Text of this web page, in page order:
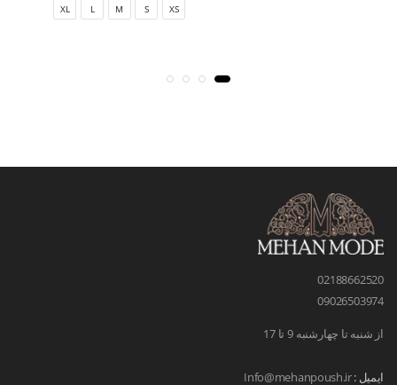
XS
S
M
L
XL
02188662520
09026503974
از شنبه تا چهارشنبه 9 تا 17
ایمیل :Info@mehanpoush.ir